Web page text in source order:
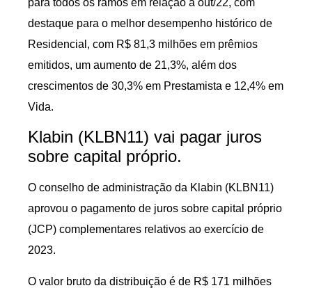
destaque para o melhor desempenho histórico de
Residencial, com R$ 81,3 milhões em prêmios
emitidos, um aumento de 21,3%, além dos
crescimentos de 30,3% em Prestamista e 12,4% em
Vida.
Klabin (KLBN11) vai pagar juros
sobre capital próprio.
O conselho de administração da Klabin (KLBN11)
aprovou o pagamento de juros sobre capital próprio
(JCP) complementares relativos ao exercício de
2023.
O valor bruto da distribuição é de R$ 171 milhões